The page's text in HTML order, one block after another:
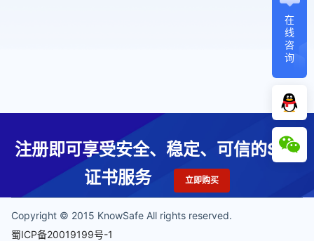
在
线
咨
询
注册即可享受安全、稳定、可信的SSL
证书服务
立即购买
Copyright © 2015 KnowSafe All rights reserved.
蜀ICP备20019199号-1